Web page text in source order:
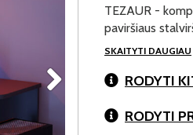
TEZAUR -
paviršiaus
SKAITYTI DAUGIAU
RODYTI
RODYTI